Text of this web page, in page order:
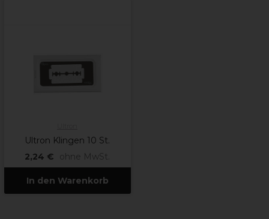
Ultron Klingen 10 St.
2,24 €
ohne MwSt.
In den Warenkorb